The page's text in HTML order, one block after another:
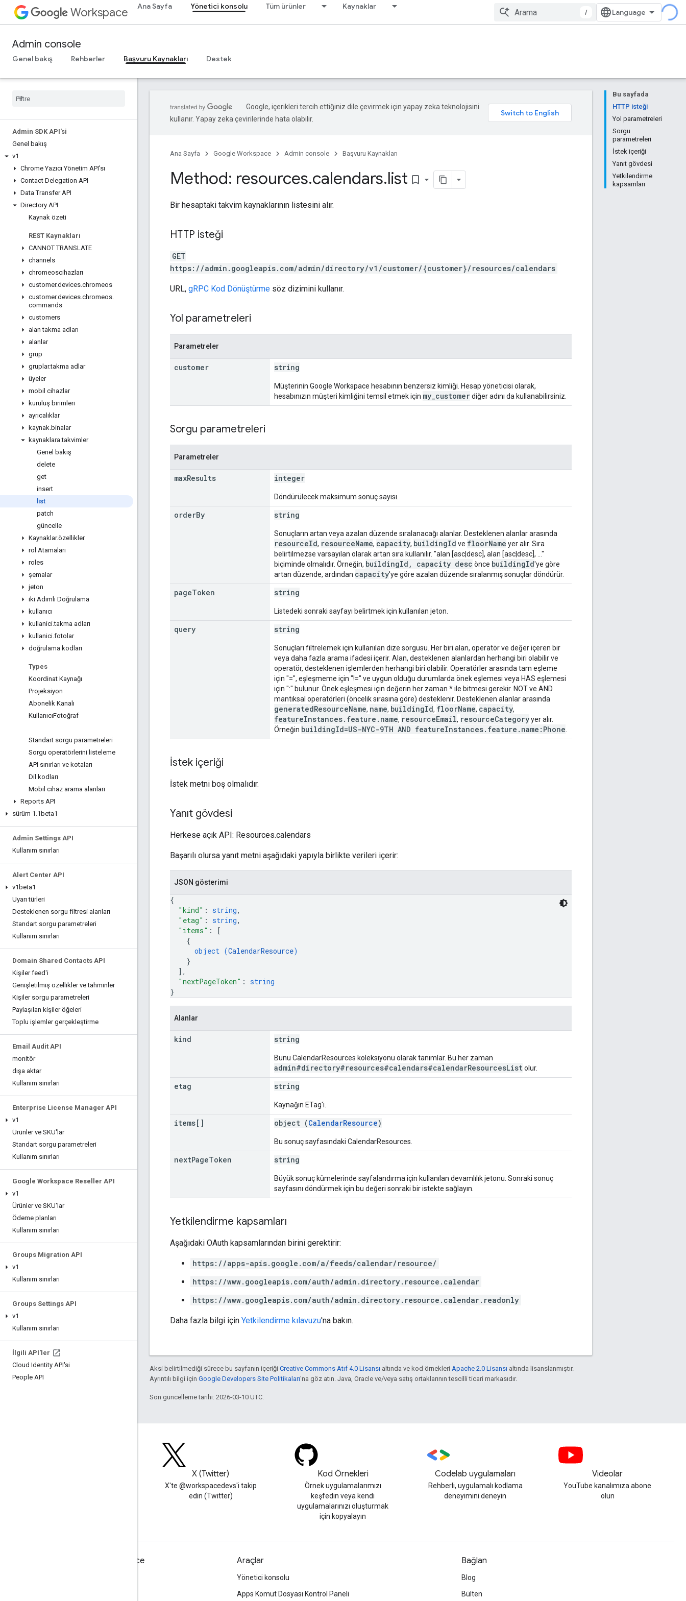
Workspace Ana Sayfa Yönetici konsolu Tüm ürünler Kaynaklar
/
Admin console
Genel bakış Rehberler Başvuru Kaynakları Destek
Admin SDK API'si
Genel bakış
v1
Chrome Yazıcı Yönetim API'sı
Contact Delegation API
Data Transfer API
Directory API
Kaynak özeti
REST Kaynakları
CANNOT TRANSLATE
channels
chromeoscihazları
customer.devices.chromeos
customer.devices.chromeos.
commands
customers
alan takma adları
alanlar
grup
gruplar.takma adlar
üyeler
mobil cihazlar
kuruluş birimleri
ayrıcalıklar
kaynak.binalar
kaynaklara.takvimler
Genel bakış
delete
get
insert
list
patch
güncelle
Kaynaklar.özellikler
rol Atamaları
roles
şemalar
jeton
iki Adımlı Doğrulama
kullanıcı
kullanici.takma adları
kullanici.fotolar
doğrulama kodları
Types
Koordinat Kaynağı
Projeksiyon
Abonelik Kanalı
KullanıcıFotoğraf
Standart sorgu parametreleri
Sorgu operatörlerini listeleme
API sınırları ve kotaları
Dil kodları
Mobil cihaz arama alanları
Reports API
sürüm 1 .1beta1
Admin Settings API
Kullanım sınırları
Alert Center API
v1beta1
Uyarı türleri
Desteklenen sorgu filtresi alanları
Standart sorgu parametreleri
Kullanım sınırları
Domain Shared Contacts API
Kişiler feed'i
Genişletilmiş özellikler ve tahminler
Kişiler sorgu parametreleri
Paylaşılan kişiler öğeleri
Toplu işlemler gerçekleştirme
Email Audit API
monitör
dışa aktar
Kullanım sınırları
Enterprise License Manager API
v1
Ürünler ve SKU'lar
Standart sorgu parametreleri
Kullanım sınırları
Google Workspace Reseller API
v1
Ürünler ve SKU'lar
Ödeme planları
Kullanım sınırları
Groups Migration API
v1
Kullanım sınırları
Groups Settings API
v1
Kullanım sınırları
İlgili API'ler
Cloud Identity API'si
People API
Bu sayfada
HTTP isteği
Yol parametreleri
Sorgu
parametreleri
İstek içeriği
Yanıt gövdesi
Yetkilendirme
kapsamları
Google, içerikleri tercih ettiğiniz dile çevirmek için yapay zeka teknolojisini
kullanır. Yapay zeka çevirilerinde hata olabilir.
Ana Sayfa Google Workspace Admin console Başvuru Kaynakları
Method: resources.calendars.list bookmark_border
Bir hesaptaki takvim kaynaklarının listesini alır.
HTTP isteği
GET
https://admin.googleapis.com/admin/directory/v1/customer/{customer}/resources/calendars
URL, gRPC Kod Dönüştürme söz dizimini kullanır.
Yol parametreleri
Parametreler
customer string
Müşterinin Google Workspace hesabının benzersiz kimliği. Hesap yöneticisi olarak,
hesabınızın müşteri kimliğini temsil etmek için my_customerdiğer adını da kullanabilirsiniz.
Sorgu parametreleri
Parametreler
maxResults integer
Döndürülecek maksimum sonuç sayısı.
orderBy string
Sonuçların artan veya azalan düzende sıralanacağı alanlar. Desteklenen alanlar arasında
resourceId, resourceName, capacity, buildingId ve floorName yer alır. Sıra
belirtilmezse varsayılan olarak artan sıra kullanılır. "alan [asc|desc], alan [asc|desc], ..."
biçiminde olmalıdır. Örneğin, buildingId, capacity desc önce buildingId'ye göre
artan düzende, ardından capacity'ye göre azalan düzende sıralanmış sonuçlar döndürür.
pageToken string
Listedeki sonraki sayfayı belirtmek için kullanılan jeton.
query string
Sonuçları filtrelemek için kullanılan dize sorgusu. Her biri alan, operatör ve değer içeren bir
veya daha fazla arama ifadesi içerir. Alan, desteklenen alanlardan herhangi biri olabilir ve
operatör, desteklenen işlemlerden herhangi biri olabilir. Operatörler arasında tam eşleme
için "=", eşleşmeme için "!=" ve uygun olduğu durumlarda önek eşlemesi veya HAS eşlemesi
için ":" bulunur. Önek eşleşmesi için değerin her zaman * ile bitmesi gerekir. NOT ve AND
mantıksal operatörleri (öncelik sırasına göre) desteklenir. Desteklenen alanlar arasında
generatedResourceName, name, buildingId, floorName, capacity,
featureInstances.feature.name, resourceEmail, resourceCategoryyer alır.
Örneğin buildingId=US-NYC-9TH AND featureInstances.feature.name:Phone
İstek içeriği
İstek metni boş olmalıdır.
Yanıt gövdesi
Herkese açık API: Resources.calendars
Başarılı olursa yanıt metni aşağıdaki yapıyla birlikte verileri içerir:
JSON gösterimi
{
"kind" : string,
"etag" : string,
"items" :
[
{
object (CalendarResource)
}
] ,
"nextPageToken" : string
}
Alanlar
kind string
Bunu CalendarResources koleksiyonu olarak tanımlar. Bu her zaman
admin#directory#resources#calendars#calendarResourcesListolur.
etag string
Kaynağın ETag'i.
items[] object (CalendarResource)
Bu sonuç sayfasındaki CalendarResources.
nextPageToken string
Büyük sonuç kümelerinde sayfalandırma için kullanılan devamlılık jetonu. Sonraki sonuç
sayfasını döndürmek için bu değeri sonraki bir istekte sağlayın.
Yetkilendirme kapsamları
Aşağıdaki OAuth kapsamlarından birini gerektirir:
https://apps-apis.google.com/a/feeds/calendar/resource/
https://www.googleapis.com/auth/admin.directory.resource.calendar
https://www.googleapis.com/auth/admin.directory.resource.calendar.readonly
Daha fazla bilgi için Yetkilendirme kılavuzu'na bakın.
Aksi belirtilmediği sürece bu sayfanın içeriği Creative Commons Atıf 4.0 Lisansı altında ve kod örnekleri Apache 2.0 Lisansı altında lisanslanmıştır.
Ayrıntılı bilgi için Google Developers Site Politikaları'na göz atın. Java, Oracle ve/veya satış ortaklarının tescilli ticari markasıdır.
Son güncelleme tarihi: 2026-03-10 UTC.
X (Twitter)
X'te @workspacedevs'i takip
edin (Twitter)
Kod Örnekleri
Örnek uygulamalarımızı
keşfedin veya kendi
uygulamalarınızı oluşturmak
için kopyalayın
Codelab uygulamaları
Rehberli, uygulamalı kodlama
deneyimini deneyin
Videolar
YouTube kanalımıza abone
olun
Geliştiriciler için Google Workspace Araçlar
Yönetici konsolu
Apps Komut Dosyası Kontrol Paneli
Bağlan
Blog
Bülten